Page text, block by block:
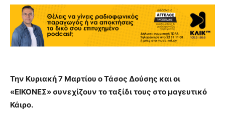
Την Κυριακή 7 Μαρτίου ο Τάσος Δούσης και οι
«ΕΙΚΟΝΕΣ» συνεχίζουν το ταξίδι τους στο μαγευτικό
Κάιρο.